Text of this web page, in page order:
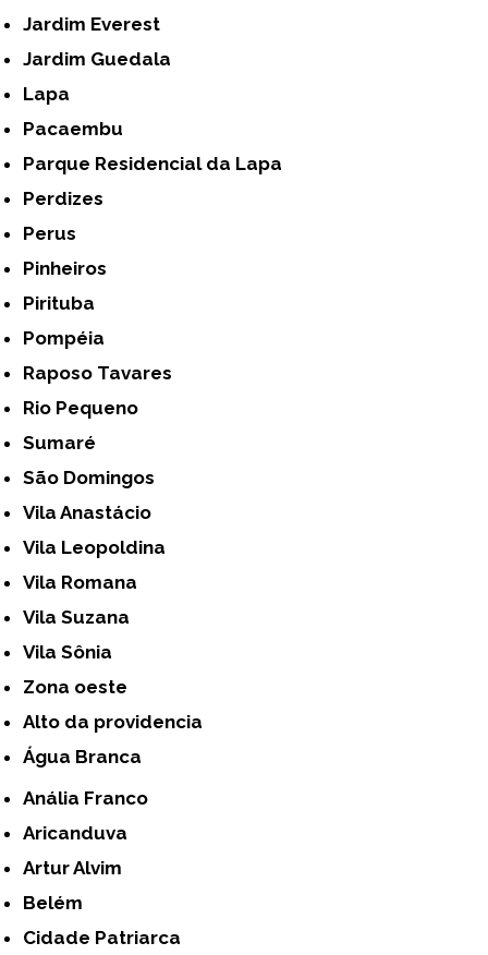
Jardim Everest
Jardim Guedala
Lapa
Pacaembu
Parque Residencial da Lapa
Perdizes
Perus
Pinheiros
Pirituba
Pompéia
Raposo Tavares
Rio Pequeno
Sumaré
São Domingos
Vila Anastácio
Vila Leopoldina
Vila Romana
Vila Suzana
Vila Sônia
Zona oeste
alto da providencia
Água Branca
Anália Franco
Aricanduva
Artur Alvim
Belém
Cidade Patriarca